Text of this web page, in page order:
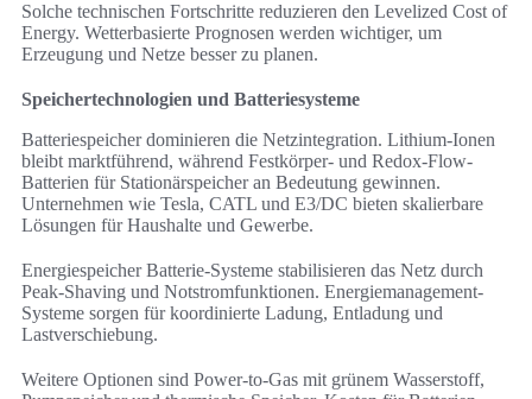
Solche technischen Fortschritte reduzieren den Levelized Cost of
Energy. Wetterbasierte Prognosen werden wichtiger, um
Erzeugung und Netze besser zu planen.
Speichertechnologien und Batteriesysteme
Batteriespeicher dominieren die Netzintegration. Lithium-Ionen
bleibt marktführend, während Festkörper- und Redox-Flow-
Batterien für Stationärspeicher an Bedeutung gewinnen.
Unternehmen wie Tesla, CATL und E3/DC bieten skalierbare
Lösungen für Haushalte und Gewerbe.
Energiespeicher Batterie-Systeme stabilisieren das Netz durch
Peak-Shaving und Notstromfunktionen. Energiemanagement-
Systeme sorgen für koordinierte Ladung, Entladung und
Lastverschiebung.
Weitere Optionen sind Power-to-Gas mit grünem Wasserstoff,